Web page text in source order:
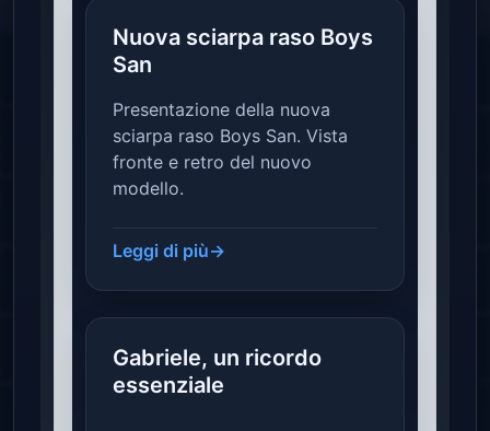
Nuova sciarpa raso Boys
San
Presentazione della nuova
sciarpa raso Boys San. Vista
fronte e retro del nuovo
modello.
Leggi di più→
Gabriele, un ricordo
essenziale